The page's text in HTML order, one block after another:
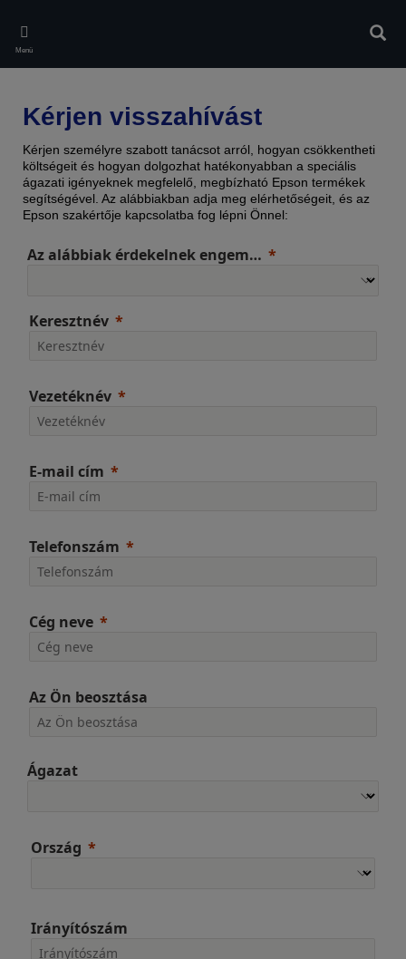
main
content
Menü
Kérjen visszahívást
Kérjen személyre szabott tanácsot arról, hogyan csökkentheti
költségeit és hogyan dolgozhat hatékonyabban a speciális
ágazati igényeknek megfelelő, megbízható Epson termékek
segítségével. Az alábbiakban adja meg elérhetőségeit, és az
Epson szakértője kapcsolatba fog lépni Önnel:
Az alábbiak érdekelnek engem…
Keresztnév
Vezetéknév
E-mail cím
Telefonszám
Cég neve
Az Ön beosztása
Ágazat
Ország
Irányítószám